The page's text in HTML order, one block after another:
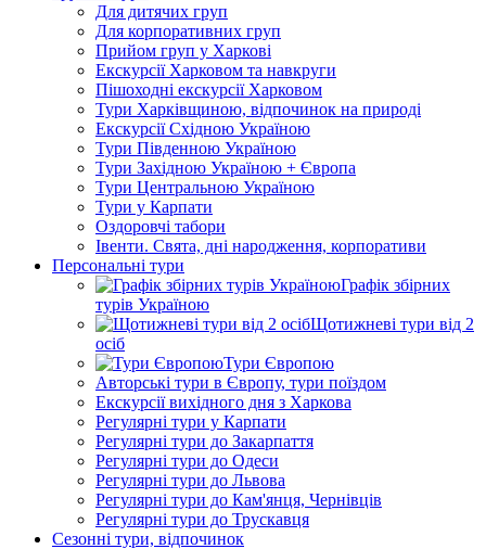
Для дитячих груп
Для корпоративних груп
Прийом груп у Харкові
Екскурсії Харковом та навкруги
Пішоходні екскурсії Харковом
Тури Харківщиною, відпочинок на природі
Екскурсії Східною Україною
Тури Південною Україною
Тури Західною Україною + Європа
Тури Центральною Україною
Тури у Карпати
Оздоровчі табори
Івенти. Свята, дні народження, корпоративи
Персональні тури
Графік збірних
турів Україною
Щотижневі тури від 2
осіб
Тури Європою
Авторські тури в Європу, тури поїздом
Екскурсії вихідного дня з Харкова
Регулярні тури у Карпати
Регулярні тури до Закарпаття
Регулярні тури до Одеси
Регулярні тури до Львова
Регулярні тури до Кам'янця, Чернівців
Регулярні тури до Трускавця
Сезонні тури, відпочинок